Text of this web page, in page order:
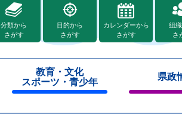
分類から
さがす
目的から
さがす
カレンダーから
さがす
組
さ
教育・文化
スポーツ・青少年
じ
県政
じ